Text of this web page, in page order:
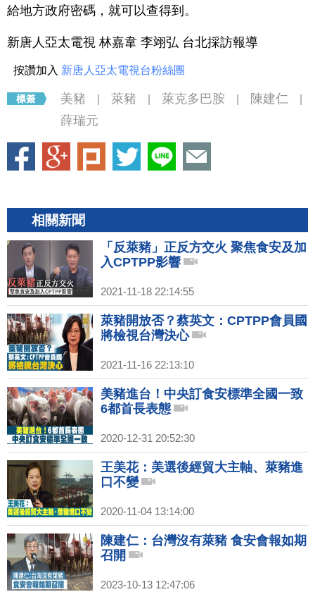
給地方政府密碼，就可以查得到。
新唐人亞太電視 林嘉韋 李翊弘 台北採訪報導
按讚加入 新唐人亞太電視台粉絲團
美豬 萊豬 萊克多巴胺 陳建仁
薛瑞元
相關新聞
「反萊豬」正反方交火 聚焦食安及加
入CPTPP影響
2021-11-18 22:14:55
萊豬開放否？蔡英文：CPTPP會員國
將檢視台灣決心
2021-11-16 22:13:10
美豬進台！中央訂食安標準全國一致
6都首長表態
2020-12-31 20:52:30
王美花：美選後經貿大主軸、萊豬進
口不變
2020-11-04 13:14:00
陳建仁：台灣沒有萊豬 食安會報如期
召開
2023-10-13 12:47:06